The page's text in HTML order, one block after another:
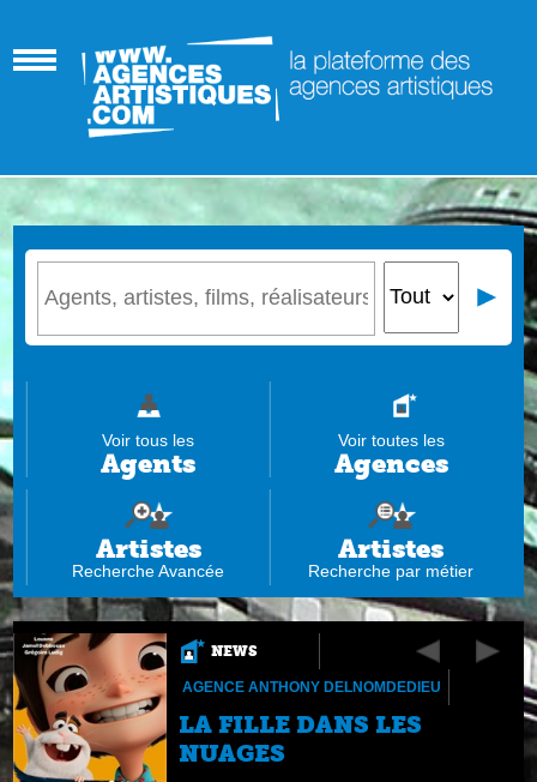
Voir tous les
Agents
Voir toutes les
Agences
Artistes
Recherche Avancée
Artistes
Recherche par métier
NEWS
AGENCE ANTHONY DELNOMDEDIEU
LA FILLE DANS LES
NUAGES